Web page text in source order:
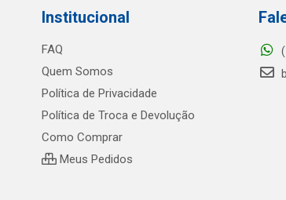
Institucional
FAQ
Quem Somos
Política de Privacidade
Política de Troca e Devolução
Como Comprar
Meus Pedidos